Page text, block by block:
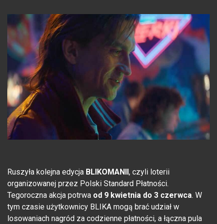
Ruszyła kolejna edycja BLIKOMANII , czyli loterii
organizowanej przez Polski Standard Płatności.
Tegoroczna akcja potrwa od 9 kwietnia do 3 czerwca. W
tym czasie użytkownicy BLIKA mogą brać udział w
losowaniach nagród za codzienne płatności, a łączna pula